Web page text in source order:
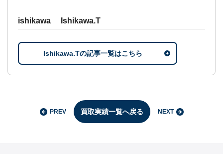
ishikawa Ishikawa.T
Ishikawa.Tの記事一覧はこちら
PREV 買取実績一覧へ戻る NEXT